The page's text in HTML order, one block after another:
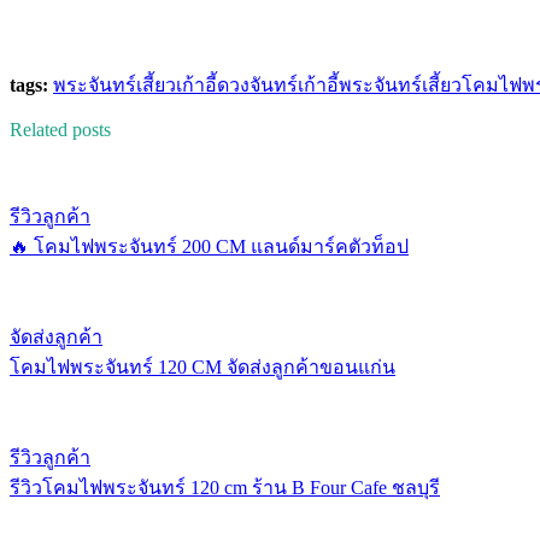
tags: พระจันทร์เสี้ยวเก้าอี้ดวงจันทร์เก้าอี้พระจันทร์เสี้ยวโคมไฟพ
Related posts
รีวิวลูกค้า
🔥 โคมไฟพระจันทร์ 200 CM แลนด์มาร์คตัวท็อป
จัดส่งลูกค้า
โคมไฟพระจันทร์ 120 CM จัดส่งลูกค้าขอนแก่น
รีวิวลูกค้า
รีวิวโคมไฟพระจันทร์ 120 cm ร้าน B Four Cafe ชลบุรี